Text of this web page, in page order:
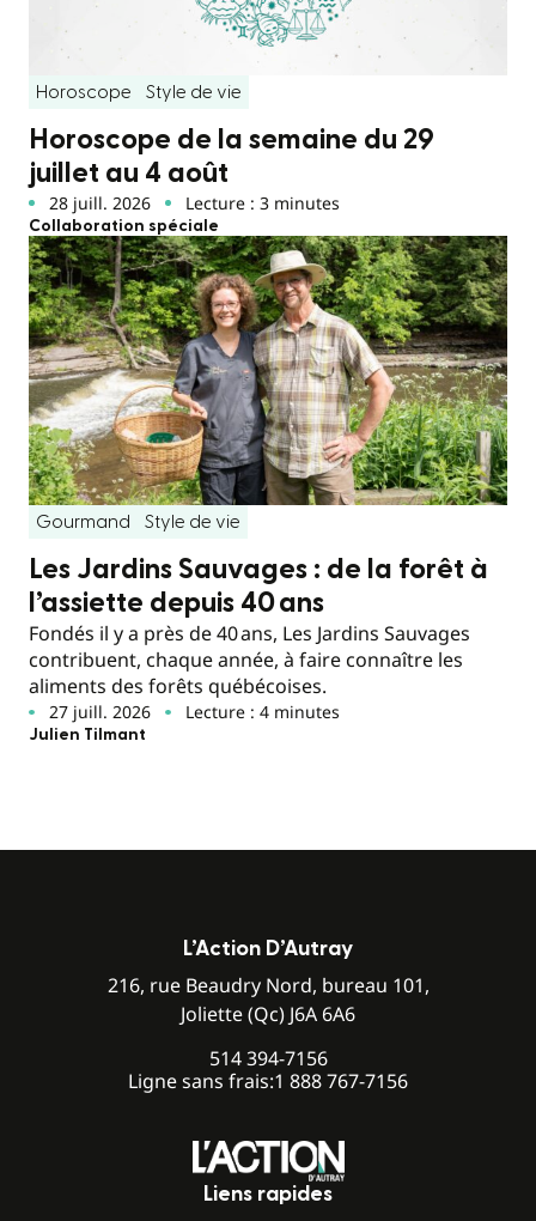
Horoscope Style de vie
Horoscope de la semaine du 29
juillet au 4 août
28 juill. 2026 Lecture : 3 minutes
Collaboration spéciale
Gourmand Style de vie
Les Jardins Sauvages : de la forêt à
l’assiette depuis 40 ans
Fondés il y a près de 40 ans, Les Jardins Sauvages
contribuent, chaque année, à faire connaître les
aliments des forêts québécoises.
27 juill. 2026 Lecture : 4 minutes
Julien Tilmant
L’Action D’Autray
216, rue Beaudry Nord, bureau 101,
Joliette (Qc) J6A 6A6
514 394-7156
Ligne sans frais:1 888 767-7156
Liens rapides